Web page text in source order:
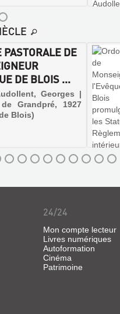
PASTORALE DE
DE BLOIS ...
Georges |
Grandpré, 1927
Blois)
24/24
Mon compte lecteur
Livres numériques
Autoformation
Cinéma
Patrimoine